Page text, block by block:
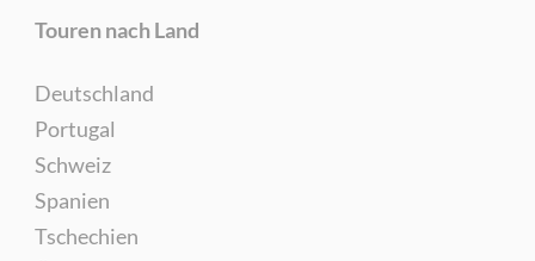
Touren nach Land
Deutschland
Portugal
Schweiz
Spanien
Tschechien